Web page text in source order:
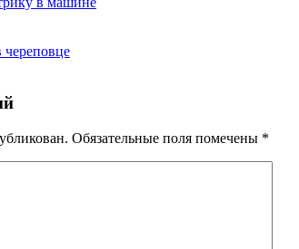
Обязательные поля помечены *